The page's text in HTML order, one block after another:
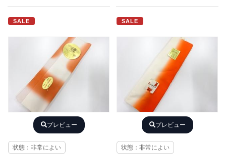
SALE
プレビュー
状態：非常によい
SALE
プレビュー
状態：非常によい